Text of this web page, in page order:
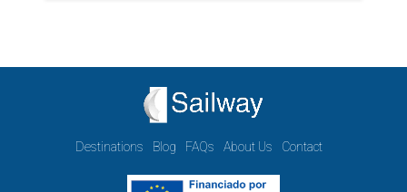
Destinations Blog FAQs About Us Contact